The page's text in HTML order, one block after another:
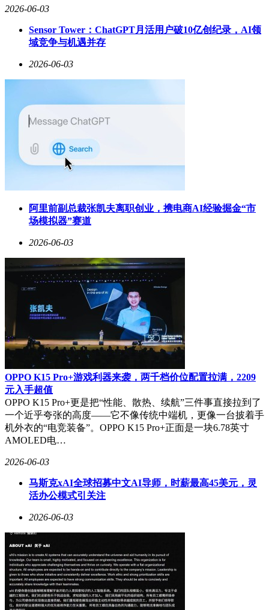
2026-06-03
Sensor Tower：ChatGPT月活用户破10亿创纪录，AI领
域竞争与机遇并存
2026-06-03
阿里前副总裁张凯夫离职创业，携电商AI经验掘金“市
场模拟器”赛道
2026-06-03
OPPO K15 Pro+游戏利器来袭，两千档价位配置拉满，2209
元入手超值
OPPO K15 Pro+更是把“性能、散热、续航”三件事直接拉到了
一个近乎夸张的高度——它不像传统中端机，更像一台披着手
机外衣的“电竞装备”。OPPO K15 Pro+正面是一块6.78英寸
AMOLED电…
2026-06-03
马斯克xAI全球招募中文AI导师，时薪最高45美元，灵
活办公模式引关注
2026-06-03